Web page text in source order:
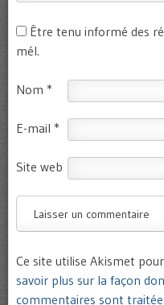
Être tenu informé des
mél.
Nom *
E-mail *
Site web
Ce site utilise Akismet
savoir plus sur la façon
commentaires sont